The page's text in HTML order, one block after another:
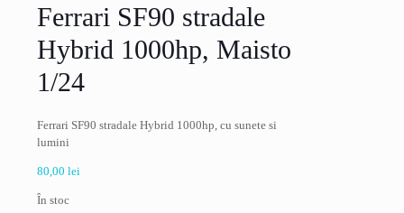
Ferrari SF90 stradale
Hybrid 1000hp, Maisto
1/24
Ferrari SF90 stradale Hybrid 1000hp, cu sunete si
lumini
80,00 lei
În stoc